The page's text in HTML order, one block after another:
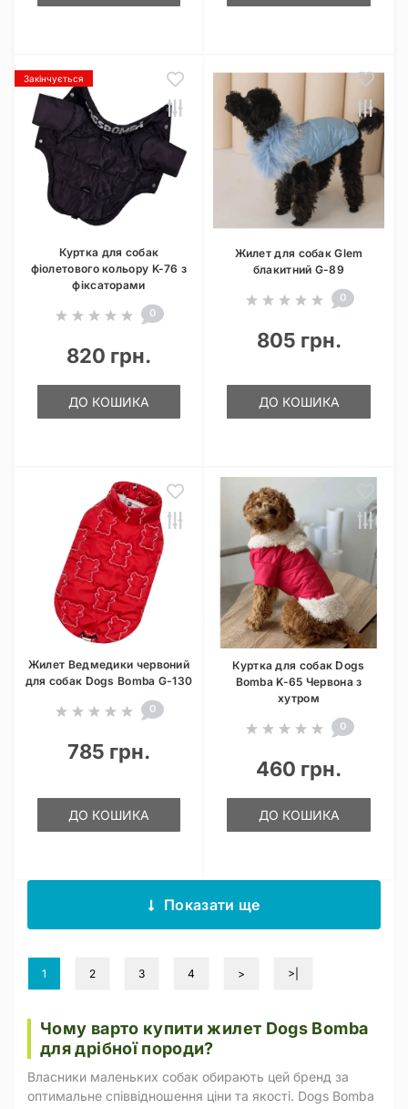
Закінчується
Куртка для собак
фіолетового кольору K-76 з
фіксаторами
0
820 грн.
ДО КОШИКА
Жилет для собак Glem
блакитний G-89
0
805 грн.
ДО КОШИКА
Жилет Ведмедики червоний
для собак Dogs Bomba G-130
0
785 грн.
ДО КОШИКА
Куртка для собак Dogs
Bomba K-65 Червона з
хутром
0
460 грн.
ДО КОШИКА
Показати ще
1 2 3 4 > >|
Чому варто купити жилет Dogs Bomba
для дрібної породи?
Власники маленьких собак обирають цей бренд за
оптимальне співвідношення ціни та якості. Dogs Bomba